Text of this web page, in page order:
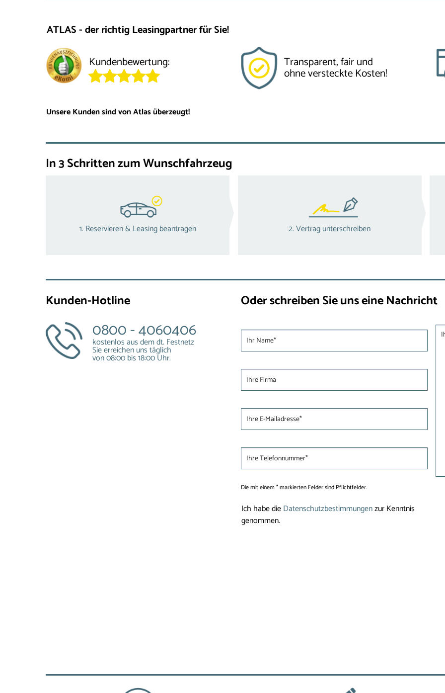
ATLAS - der richtig Leasingpartner für Sie!
Kundenbewertung: Transparent, fair und
ohne versteckte Kosten!
Unsere Kunden sind von Atlas überzeugt!
1. Reservieren & Leasing beantragen 2. Vertrag unterschreiben
In 3 Schritten zum Wunschfahrzeug
Die mit einem * markierten Felder sind Pflichtfelder.
Ich habe dieDatenschutzbestimmungenzur Kenntnis
genommen.
Kunden-Hotline Oder schreiben Sie uns eine Nachricht
0800 - 4060406
kostenlos aus dem dt. Festnetz
Sie erreichen uns täglich
von 08:00 bis 18:00 Uhr.